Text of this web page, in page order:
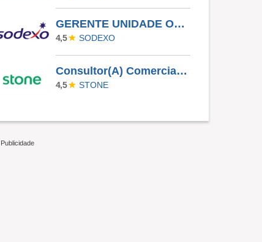
GERENTE UNIDADE OPERACIONAL I
4,5 SODEXO
Consultor(A) Comercial Externo
4,5 STONE